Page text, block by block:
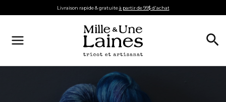
au
Livraison rapide & gratuiteà partir de 99$ d'achat